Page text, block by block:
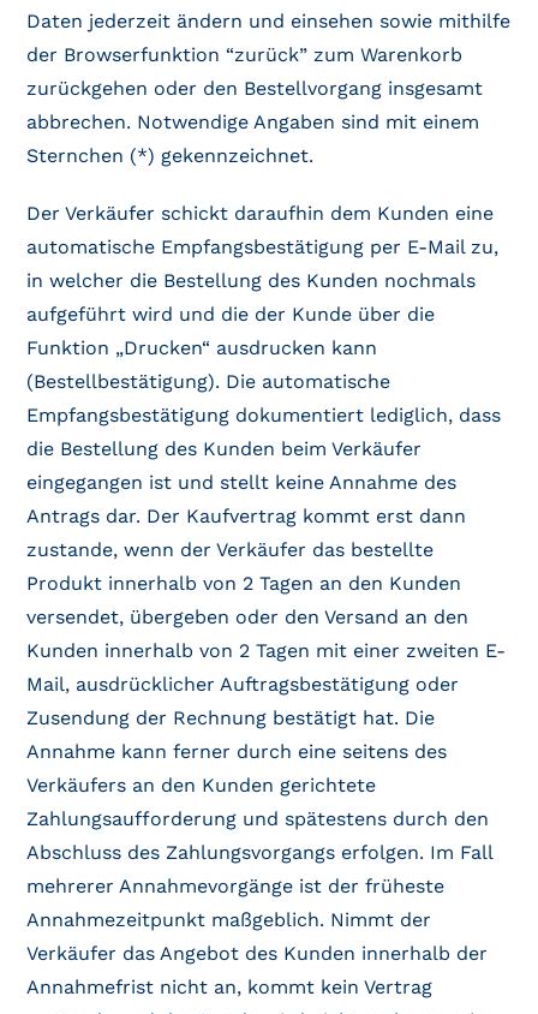
Daten jederzeit ändern und einsehen sowie mithilfe
der Browserfunktion “zurück” zum Warenkorb
zurückgehen oder den Bestellvorgang insgesamt
abbrechen. Notwendige Angaben sind mit einem
Sternchen (*) gekennzeichnet.
Der Verkäufer schickt daraufhin dem Kunden eine
automatische Empfangsbestätigung per E-Mail zu,
in welcher die Bestellung des Kunden nochmals
aufgeführt wird und die der Kunde über die
Funktion „Drucken“ ausdrucken kann
(Bestellbestätigung). Die automatische
Empfangsbestätigung dokumentiert lediglich, dass
die Bestellung des Kunden beim Verkäufer
eingegangen ist und stellt keine Annahme des
Antrags dar. Der Kaufvertrag kommt erst dann
zustande, wenn der Verkäufer das bestellte
Produkt innerhalb von 2 Tagen an den Kunden
versendet, übergeben oder den Versand an den
Kunden innerhalb von 2 Tagen mit einer zweiten E-
Mail, ausdrücklicher Auftragsbestätigung oder
Zusendung der Rechnung bestätigt hat. Die
Annahme kann ferner durch eine seitens des
Verkäufers an den Kunden gerichtete
Zahlungsaufforderung und spätestens durch den
Abschluss des Zahlungsvorgangs erfolgen. Im Fall
mehrerer Annahmevorgänge ist der früheste
Annahmezeitpunkt maßgeblich. Nimmt der
Verkäufer das Angebot des Kunden innerhalb der
Annahmefrist nicht an, kommt kein Vertrag